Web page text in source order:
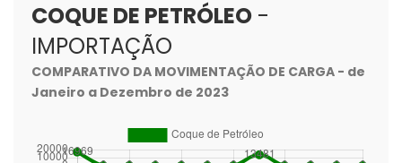
COQUE DE PETRÓLEO -
IMPORTAÇÃO
COMPARATIVO DA MOVIMENTAÇÃO DE CARGA - de
Janeiro a Dezembro de 2023